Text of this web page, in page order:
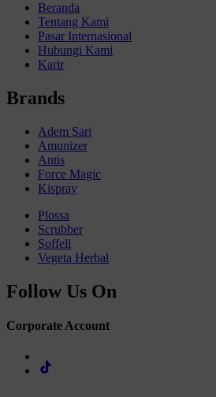
Beranda
Tentang Kami
Pasar Internasional
Hubungi Kami
Karir
Brands
Adem Sari
Amunizer
Antis
Force Magic
Kispray
Plossa
Scrubber
Soffell
Vegeta Herbal
Follow Us On
Corporate Account